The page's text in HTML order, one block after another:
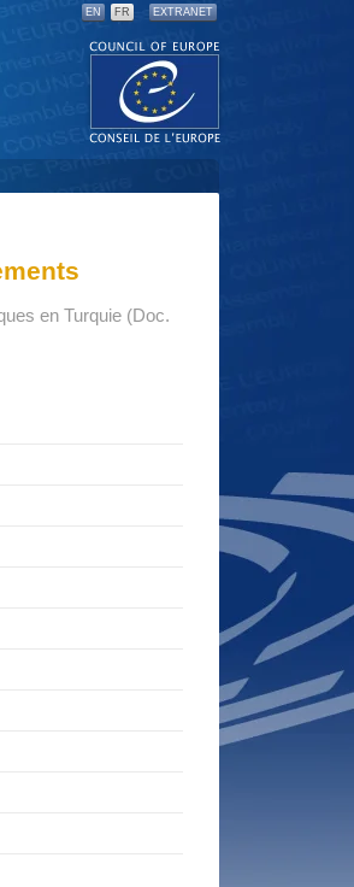
EN FR EXTRANET
en Turquie (Doc.